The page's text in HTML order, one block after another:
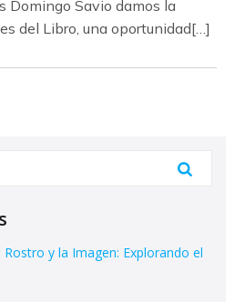
Domingo Savio damos la
del Libro, una oportunidad[…]
Rostro y la Imagen: Explorando el